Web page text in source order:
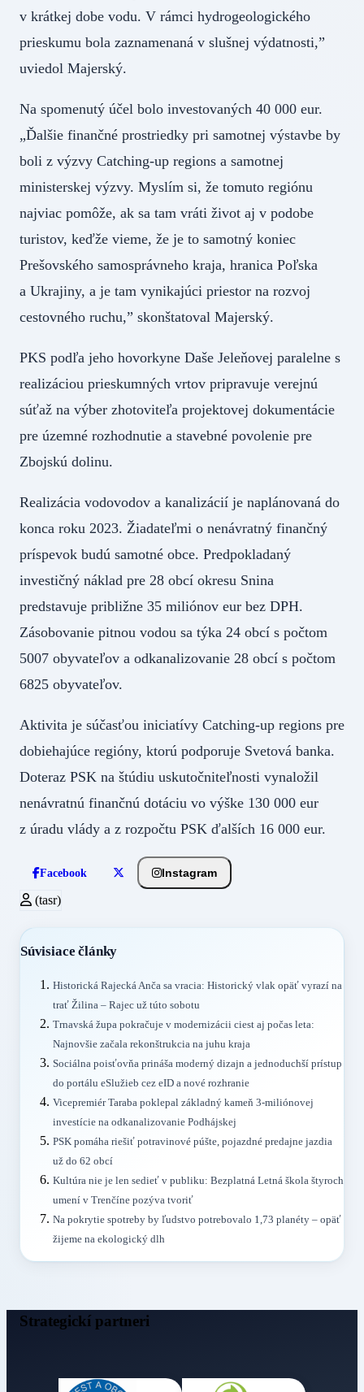
v krátkej dobe vodu. V rámci hydrogeologického
prieskumu bola zaznamenaná v slušnej výdatnosti,”
uviedol Majerský.
Na spomenutý účel bolo investovaných 40 000 eur.
„Ďalšie finančné prostriedky pri samotnej výstavbe by
boli z výzvy Catching-up regions a samotnej
ministerskej výzvy. Myslím si, že tomuto regiónu
najviac pomôže, ak sa tam vráti život aj v podobe
turistov, keďže vieme, že je to samotný koniec
Prešovského samosprávneho kraja, hranica Poľska
a Ukrajiny, a je tam vynikajúci priestor na rozvoj
cestovného ruchu,” skonštatoval Majerský.
PKS podľa jeho hovorkyne Daše Jeleňovej paralelne s
realizáciou prieskumných vrtov pripravuje verejnú
súťaž na výber zhotoviteľa projektovej dokumentácie
pre územné rozhodnutie a stavebné povolenie pre
Zbojskú dolinu.
Realizácia vodovodov a kanalizácií je naplánovaná do
konca roku 2023. Žiadateľmi o nenávratný finančný
príspevok budú samotné obce. Predpokladaný
investičný náklad pre 28 obcí okresu Snina
predstavuje približne 35 miliónov eur bez DPH.
Zásobovanie pitnou vodou sa týka 24 obcí s počtom
5007 obyvateľov a odkanalizovanie 28 obcí s počtom
6825 obyvateľov.
Aktivita je súčasťou iniciatívy Catching-up regions pre
dobiehajúce regióny, ktorú podporuje Svetová banka.
Doteraz PSK na štúdiu uskutočniteľnosti vynaložil
nenávratnú finančnú dotáciu vo výške 130 000 eur
z úradu vlády a z rozpočtu PSK ďalších 16 000 eur.
Facebook Instagram
(tasr)
Súvisiace články
Historická Rajecká Anča sa vracia: Historický vlak opäť vyrazí na
trať Žilina – Rajec už túto sobotu
Trnavská župa pokračuje v modernizácii ciest aj počas leta:
Najnovšie začala rekonštrukcia na juhu kraja
Sociálna poisťovňa prináša moderný dizajn a jednoduchší prístup
do portálu eSlužieb cez eID a nové rozhranie
Vicepremiér Taraba poklepal základný kameň 3-miliónovej
investície na odkanalizovanie Podhájskej
PSK pomáha riešiť potravinové púšte, pojazdné predajne jazdia
už do 62 obcí
Kultúra nie je len sedieť v publiku: Bezplatná Letná škola štyroch
umení v Trenčíne pozýva tvoriť
Na pokrytie spotreby by ľudstvo potrebovalo 1,73 planéty – opäť
žijeme na ekologický dlh
Strategickí partneri